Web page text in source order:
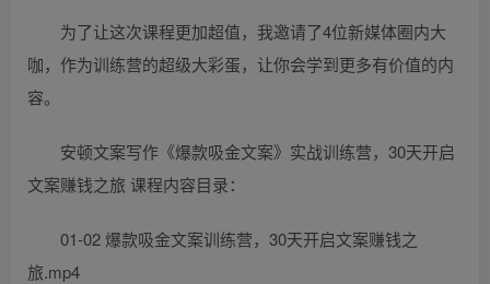
为了让这次课程更加超值，我邀请了4位新媒体圈内大
咖，作为训练营的超级大彩蛋，让你会学到更多有价值的内
容。
安顿文案写作《爆款吸金文案》实战训练营，30天开启
文案赚钱之旅 课程内容目录：
01-02 爆款吸金文案训练营，30天开启文案赚钱之
旅.mp4